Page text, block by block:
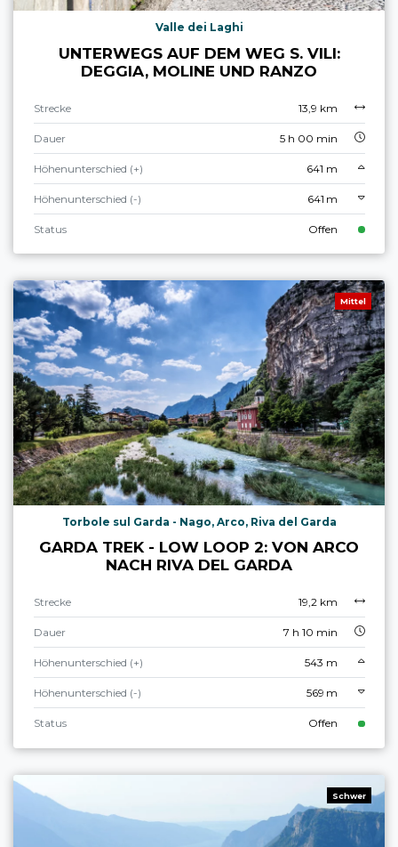
Valle dei Laghi
UNTERWEGS AUF DEM WEG S. VILI:
DEGGIA, MOLINE UND RANZO
Strecke 13,9 km
Dauer 5 h 00 min
Höhenunterschied (+) 641 m
Höhenunterschied (-) 641 m
Status Offen
Mittel
Torbole sul Garda - Nago, Arco, Riva del Garda
GARDA TREK - LOW LOOP 2: VON ARCO
NACH RIVA DEL GARDA
Strecke 19,2 km
Dauer 7 h 10 min
Höhenunterschied (+) 543 m
Höhenunterschied (-) 569 m
Status Offen
Schwer